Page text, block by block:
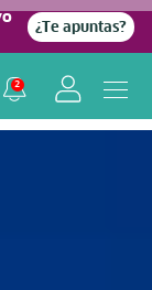
¿Te apuntas?
2